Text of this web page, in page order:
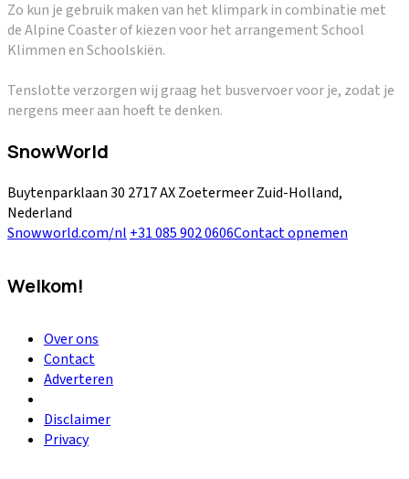
Zo kun je gebruik maken van het klimpark in combinatie met
de Alpine Coaster of kiezen voor het arrangement School
Klimmen en Schoolskiën.
Tenslotte verzorgen wij graag het busvervoer voor je, zodat je
nergens meer aan hoeft te denken.
SnowWorld
Buytenparklaan 30 2717 AX ZoetermeerZuid-Holland,
Nederland
Snowworld.com/nl +31 085 902 0606Contact opnemen
Welkom!
Over ons
Contact
Adverteren
Disclaimer
Privacy